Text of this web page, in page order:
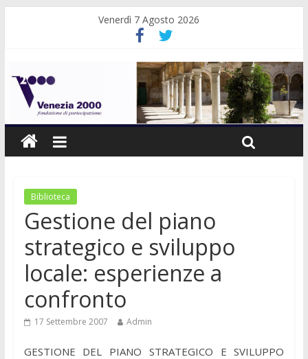
Venerdì 7 Agosto 2026
Biblioteca
Gestione del piano
strategico e sviluppo
locale: esperienze a
confronto
17 Settembre 2007 Admin
GESTIONE DEL PIANO STRATEGICO E SVILUPPO